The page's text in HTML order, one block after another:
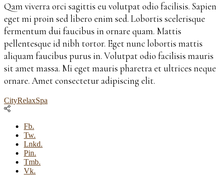
Qam viverra orci sagittis eu volutpat odio facilisis. Sapien
eget mi proin sed libero enim sed. Lobortis scelerisque
fermentum dui faucibus in ornare quam. Mattis
pellentesque id nibh tortor. Eget nunc lobortis mattis
aliquam faucibus purus in. Volutpat odio facilisis mauris
sit amet massa. Mi eget mauris pharetra et ultrices neque
ornare. Amet consectetur adipiscing elit.
CityRelaxSpa
Fb.
Tw.
Lnkd.
Pin.
Tmb.
Vk.